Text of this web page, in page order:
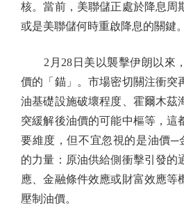
核。當前，美聯儲正處於降息周
或是美聯儲何時重啟降息的關鍵。
2月28日美以襲擊伊朗以來
價的「錨」。市場密切關注衝突
油基礎設施破壞程度、霍爾木茲
突緩解後油價的可能中樞等，這
要維度，但不宜忽視的是油價─
的力量：原油供給側衝擊引發的
應、金融條件效應或財富效應等
壓制油價。